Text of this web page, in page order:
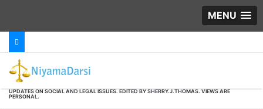
MENU
UPDATES ON SOCIAL AND LEGAL ISSUES. EDITED BY SHERRY.J.THOMAS. VIEWS ARE
PERSONAL.